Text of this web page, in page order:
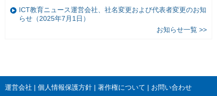
ICT教育ニュース運営会社、社名変更および代表者変更のお知
らせ（2025年7月1日）
お知らせ一覧 >>
運営会社 個人情報保護方針 著作権について お問い合わせ